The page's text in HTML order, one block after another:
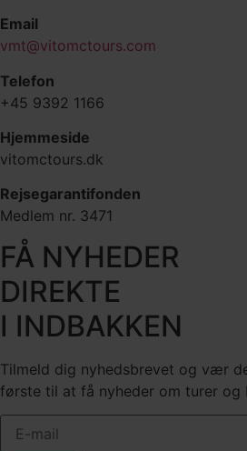
Email
vmt@vitomctours.com
Telefon
+45 9392 1166
Hjemmeside
vitomctours.dk
Rejsegarantifonden
Medlem nr. 3471
FÅ NYHEDER
DIREKTE
I INDBAKKEN
Tilmeld dig nyhedsbrevet og vær
første til at få nyheder om turer og